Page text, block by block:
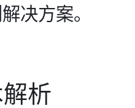
决方案。
析